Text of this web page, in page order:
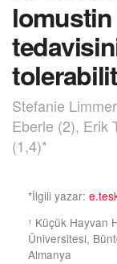
Stefanie
Eberle (2), Erik
(1,4)*
*İlgili yazar:
1 Küçük Hayvan
Üniversitesi,
Almanya